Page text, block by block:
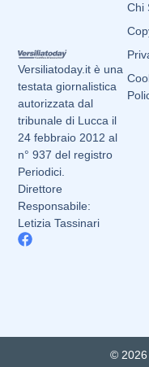
Versiliatoday.it è una
testata giornalistica
autorizzata dal
tribunale di Lucca il
24 febbraio 2012 al
n° 937 del registro
Periodici.
Direttore
Responsabile:
Letizia Tassinari
Chi
© 2026